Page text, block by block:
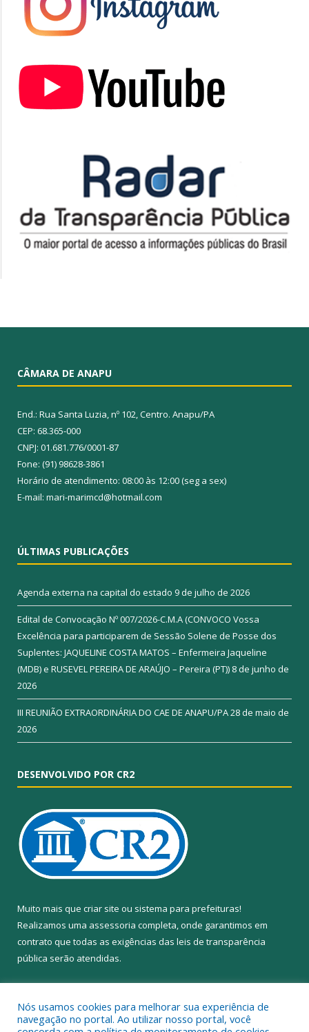
CÂMARA DE ANAPU
End.: Rua Santa Luzia, nº 102, Centro. Anapu/PA
CEP: 68.365-000
CNPJ: 01.681.776/0001-87
Fone: (91) 98628-3861
Horário de atendimento: 08:00 às 12:00 (seg a sex)
E-mail: mari-marimcd@hotmail.com
ÚLTIMAS PUBLICAÇÕES
Agenda externa na capital do estado 9 de julho de 2026
Edital de Convocação Nº 007/2026-C.M.A (CONVOCO Vossa
Excelência para participarem de Sessão Solene de Posse dos
Suplentes: JAQUELINE COSTA MATOS – Enfermeira Jaqueline
(MDB) e RUSEVEL PEREIRA DE ARAÚJO – Pereira (PT)) 8 de junho de
2026
III REUNIÃO EXTRAORDINÁRIA DO CAE DE ANAPU/PA28 de maio de
2026
DESENVOLVIDO POR CR2
Muito mais que criar site ou sistema para prefeituras!
Realizamos uma assessoria completa, onde garantimos em
contrato que todas as exigências das leis de transparência
pública serão atendidas.
Nós usamos cookies para melhorar sua experiência de
navegação no portal. Ao utilizar nosso portal, você